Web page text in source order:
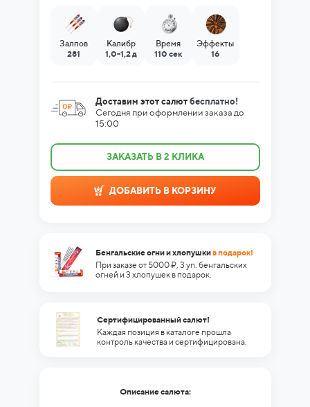
Залпов
281
Калибр
1,0-1,2 д
Время
110 сек
Эффекты
16
Доставим этот салют бесплатно!
Сегодня при оформлении заказа до
15:00
ЗАКАЗАТЬ В 2 КЛИКА
ДОБАВИТЬ В КОРЗИНУ
Бенгальские огни и хлопушкив подарок!
При заказе от 5000 ₽, 3 уп. бенгальских
огней и 3 хлопушек в подарок.
Сертифицированный салют!
Каждая позиция в каталоге прошла
контроль качества и сертифицирована.
Описание салюта: